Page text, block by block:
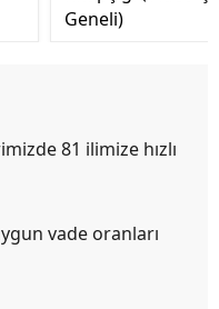
Geneli)
81 ilimize hızlı
vade oranları